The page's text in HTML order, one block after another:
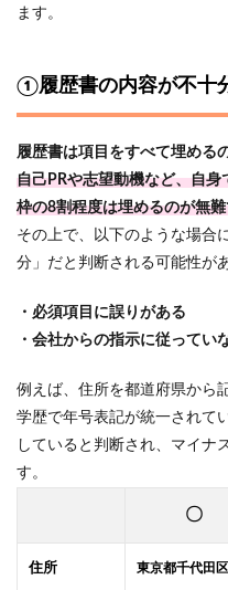
ます。
①履歴書の内容が不十
履歴書は項目をすべて埋める
自己PRや志望動機など、自
枠の8割程度は埋めるのが無
その上で、以下のような場合
分」だと判断される可能性が
・必須項目に誤りがある
・会社からの指示に従ってい
例えば、住所を都道府県から
学歴で年号表記が統一されて
していると判断され、マイナ
す。
〇
住所 東京都千代田